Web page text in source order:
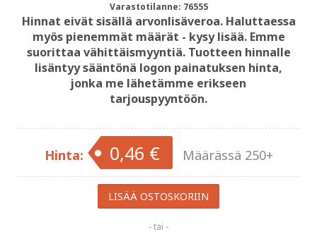
Varastotilanne: 76555
Hinnat eivät sisällä arvonlisäveroa. Haluttaessa
myös pienemmät määrät - kysy lisää. Emme
suorittaa vähittäismyyntiä. Tuotteen hinnalle
lisäntyy sääntönä logon painatuksen hinta,
jonka me lähetämme erikseen
tarjouspyyntöön.
Hinta: 0,46 € Määrässä 250+
- tai -